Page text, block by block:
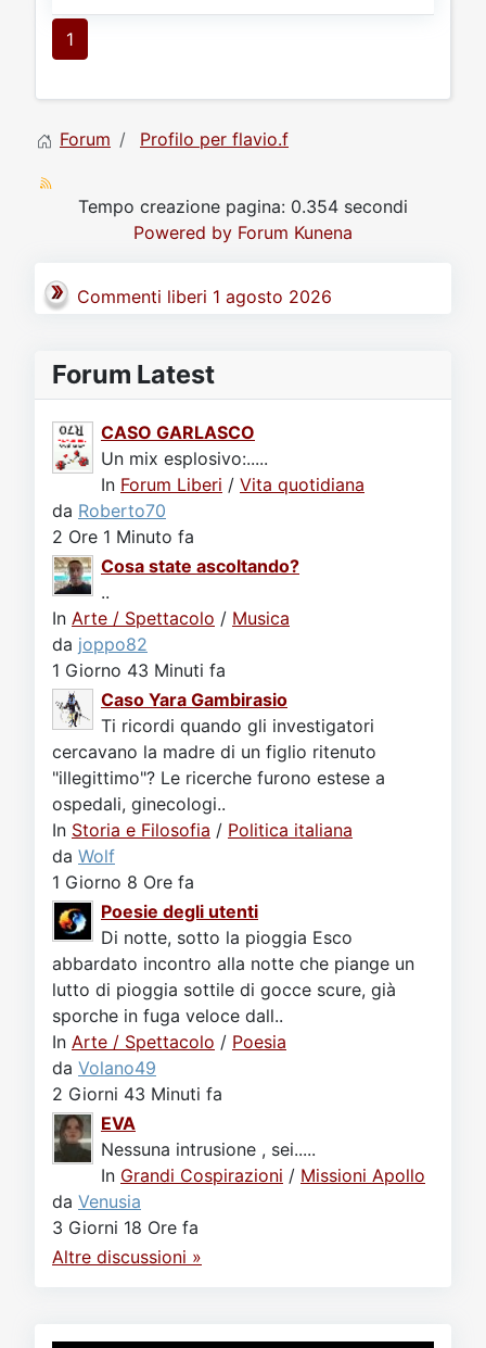
1
Forum Profilo per flavio.f
Tempo creazione pagina: 0.354 secondi
Powered by Forum Kunena
Commenti liberi 1 agosto 2026
Forum Latest
CASO GARLASCO
Un mix esplosivo:.....
In Forum Liberi / Vita quotidiana
da Roberto70
2 Ore 1 Minuto fa
Cosa state ascoltando?
..
In Arte / Spettacolo / Musica
da joppo82
1 Giorno 43 Minuti fa
Caso Yara Gambirasio
Ti ricordi quando gli investigatori
cercavano la madre di un figlio ritenuto
"illegittimo"? Le ricerche furono estese a
ospedali, ginecologi..
In Storia e Filosofia / Politica italiana
da Wolf
1 Giorno 8 Ore fa
Poesie degli utenti
Di notte, sotto la pioggia Esco
abbardato incontro alla notte che piange un
lutto di pioggia sottile di gocce scure, già
sporche in fuga veloce dall..
In Arte / Spettacolo / Poesia
da Volano49
2 Giorni 43 Minuti fa
EVA
Nessuna intrusione , sei.....
In Grandi Cospirazioni / Missioni Apollo
da Venusia
3 Giorni 18 Ore fa
Altre discussioni »